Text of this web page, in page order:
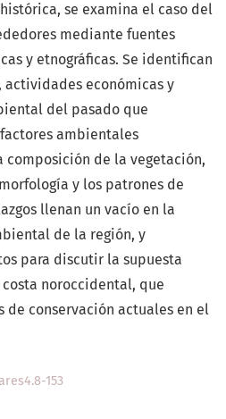
se examina el caso del
mediante fuentes
y etnográficas. Se identifican
actividades económicas y
del pasado que
ambientales
composición de la vegetación,
y los patrones de
llenan un vacío en la
de la región, y
para discutir la supuesta
noroccidental, que
de conservación actuales en el
153